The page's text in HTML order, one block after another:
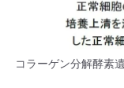
コラーゲン分解酵素